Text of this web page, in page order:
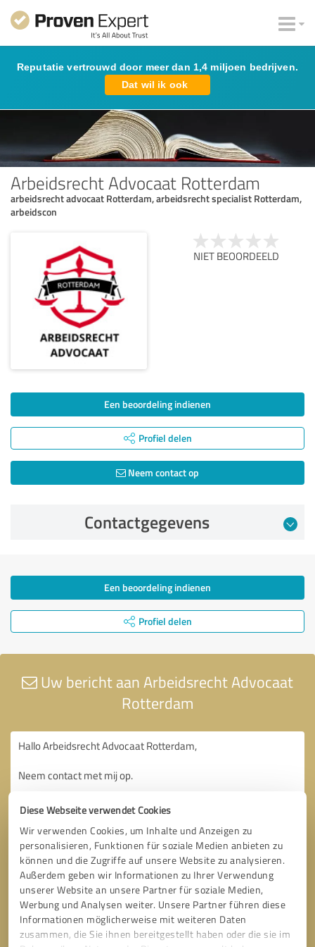
Diese Webseite verwendet Cookies
Wir verwenden Cookies, um Inhalte und Anzeigen zu
personalisieren, Funktionen für soziale Medien anbieten zu
können und die Zugriffe auf unsere Website zu analysieren.
Außerdem geben wir Informationen zu Ihrer Verwendung
unserer Website an unsere Partner für soziale Medien,
Werbung und Analysen weiter. Unsere Partner führen diese
Informationen möglicherweise mit weiteren Daten
zusammen, die Sie ihnen bereitgestellt haben oder die sie im
Reputatie vertrouwd door meer dan 1,4 miljoen bedrijven.
Dat wil ik ook
Arbeidsrecht Advocaat Rotterdam
arbeidsrecht advocaat Rotterdam, arbeidsrecht specialist Rotterdam,
arbeidscon
NIET BEOORDEELD
Een beoordeling indienen
Profiel delen
Neem contact op
Contactgegevens
Een beoordeling indienen
Profiel delen
Uw bericht aan Arbeidsrecht Advocaat
Rotterdam